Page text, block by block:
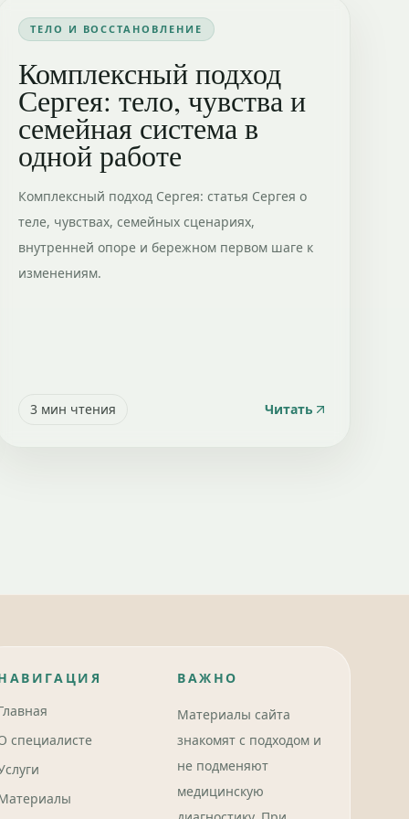
ТЕЛО И ВОССТАНОВЛЕНИЕ
Комплексный подход
Сергея: тело, чувства и
семейная система в
одной работе
Комплексный подход Сергея: статья Сергея о
теле, чувствах, семейных сценариях,
внутренней опоре и бережном первом шаге к
изменениям.
3мин чтения Читать
специалисте
ВАЖНО
Материалы сайта
знакомят с подходом и
не подменяют
медицинскую